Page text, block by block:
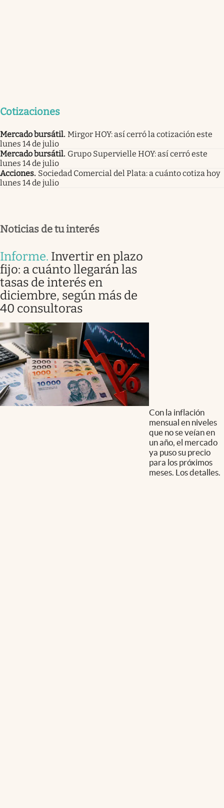
Cotizaciones
Mercado bursátil. Mirgor HOY: así cerró la cotización este
lunes 14 de julio
Mercado bursátil. Grupo Supervielle HOY: así cerró este
lunes 14 de julio
Acciones. Sociedad Comercial del Plata: a cuánto cotiza hoy
lunes 14 de julio
Noticias de tu interés
Informe. Invertir en plazo
fijo: a cuánto llegarán las
tasas de interés en
diciembre, según más de
40 consultoras
Con la inflación
mensual en niveles
que no se veían en
un año, el mercado
ya puso su precio
para los próximos
meses. Los detalles.